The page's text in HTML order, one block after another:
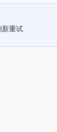
新重试